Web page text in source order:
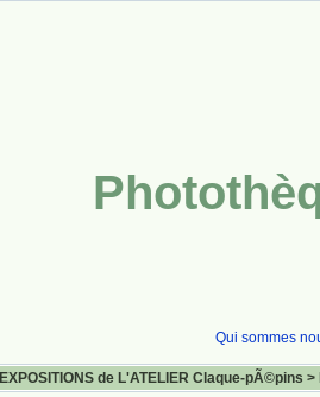
Qui sommes
EXPOSITIONS de L'ATELIER Claque-pÃ©pins >